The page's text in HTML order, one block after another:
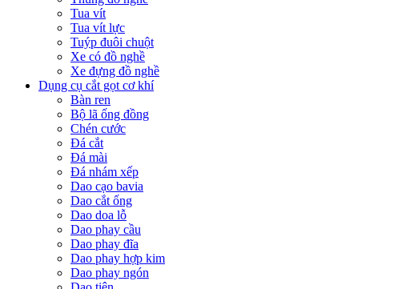
Tua vít
Tua vít lực
Tuýp đuôi chuột
Xe có đồ nghề
Xe đựng đồ nghề
Dụng cụ cắt gọt cơ khí
Bàn ren
Bộ lã ống đồng
Chén cước
Đá cắt
Đá mài
Đá nhám xếp
Dao cạo bavia
Dao cắt ống
Dao doa lỗ
Dao phay cầu
Dao phay đĩa
Dao phay hợp kim
Dao phay ngón